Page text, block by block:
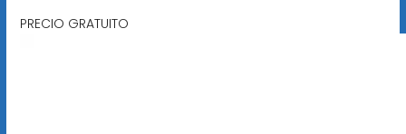
PRECIO GRATUITO